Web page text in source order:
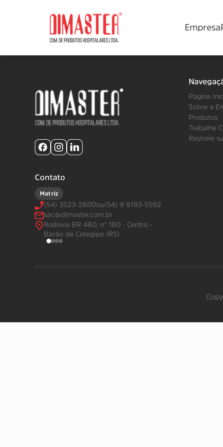
Empresa
Página
Sobre a
Produtos
Trabalhe
Rastreie
Contato
Matriz
(54) 3523-2600ou(54) 9 9193-5592
sac@dimaster.com.br
Rodovia BR 480, n° 180 - Centro -
Barão de Cotegipe (RS)